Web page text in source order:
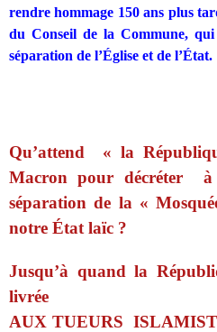
rendre hommage 150 ans plus
du Conseil de la Commune, qui
séparation de l’Église et de l’État.
Qu’attend « la
Macron pour décréter
séparation de la «
notre État laïc ?
Jusqu’à quand la
livrée
AUX TUEURS